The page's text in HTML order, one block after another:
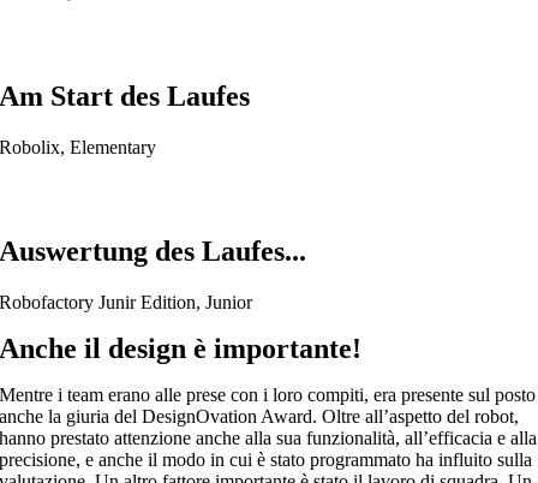
Am Start des Laufes
Robolix, Elementary
Auswertung des Laufes...
Robofactory Junir Edition, Junior
Anche il design è importante!
Mentre i team erano alle prese con i loro compiti, era presente sul posto
anche la giuria del DesignOvation Award. Oltre all’aspetto del robot,
hanno prestato attenzione anche alla sua funzionalità, all’efficacia e alla
precisione, e anche il modo in cui è stato programmato ha influito sulla